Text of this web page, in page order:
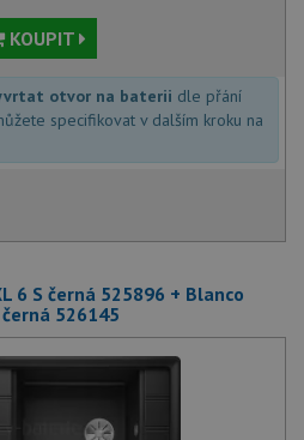
KOUPIT
otvor na baterii dle přání
specifikovat v dalším kroku na
6 S černá 525896 + Blanco
černá 526145